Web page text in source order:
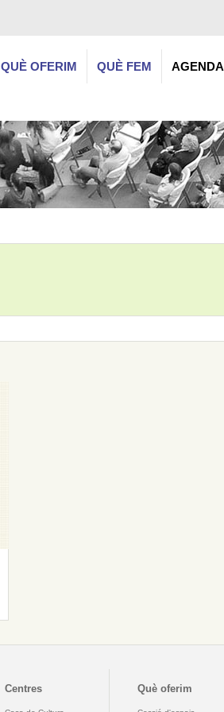
QUÈ OFERIM QUÈ FEM AGENDA
Centres Què oferim